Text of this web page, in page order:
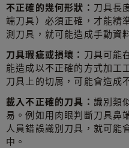
不正確的幾何形狀： 刀具長
端刀具）必須正確，才能精
測刀具，就可能造成手動資
刀具瑕疵或損壞： 刀具可能
能造成以不正確的方式加工
刀具上的切屑，可能會造成
載入不正確的刀具： 識別類
易。例如用肉眼判斷刀具鼻
人員錯誤識別刀具，就可能
中。